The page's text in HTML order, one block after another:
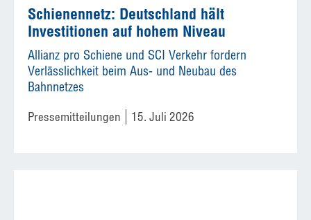
Schienennetz: Deutschland hält
Investitionen auf hohem Niveau
Allianz pro Schiene und SCI Verkehr fordern
Verlässlichkeit beim Aus- und Neubau des
Bahnnetzes
Pressemitteilungen 15. Juli 2026